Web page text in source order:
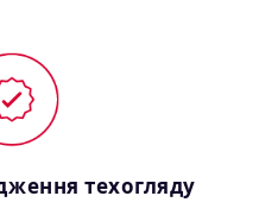
техогляду